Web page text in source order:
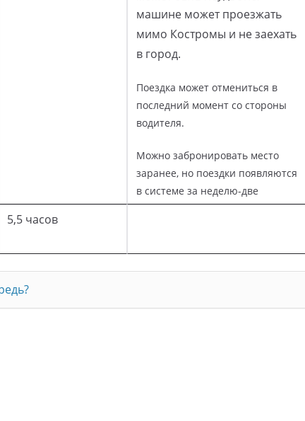
машине может проезжать
мимо Костромы и не заехать
в город.
Поездка может отмениться в
последний момент со стороны
водителя.
Можно забронировать место
заранее, но поездки появляются
в системе за неделю-две
5,5 часов